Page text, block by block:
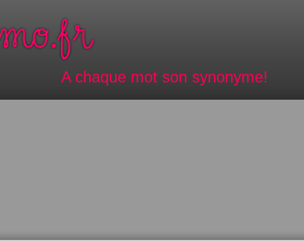
A chaque mot son synonyme!